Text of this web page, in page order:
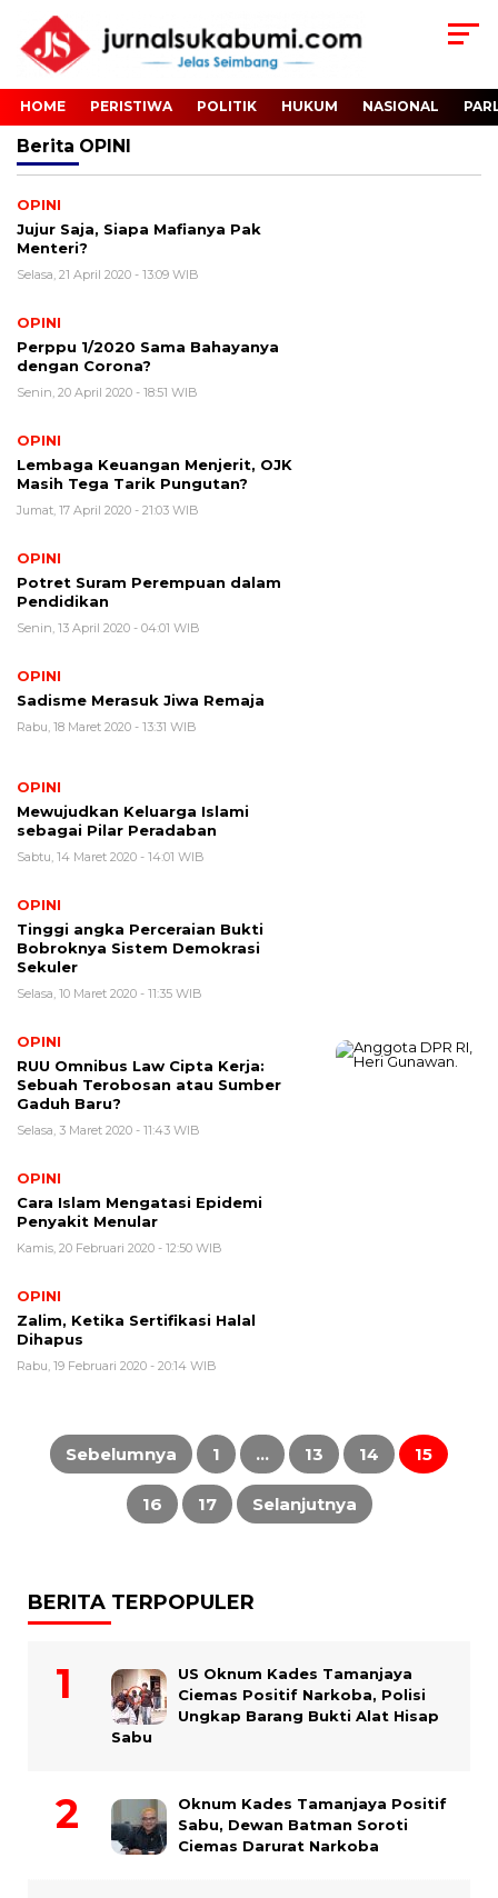
HOME PERISTIWA POLITIK HUKUM NASIONAL
Berita OPINI
OPINI
Jujur Saja, Siapa Mafianya Pak
Menteri?
Selasa, 21 April 2020 - 13:09 WIB
OPINI
Perppu 1/2020 Sama Bahayanya
dengan Corona?
Senin, 20 April 2020 - 18:51 WIB
OPINI
Lembaga Keuangan Menjerit, OJK
Masih Tega Tarik Pungutan?
Jumat, 17 April 2020 - 21:03 WIB
OPINI
​Potret Suram Perempuan dalam
Pendidikan
Senin, 13 April 2020 - 04:01 WIB
OPINI
​Sadisme Merasuk Jiwa Remaja
Rabu, 18 Maret 2020 - 13:31 WIB
OPINI
Mewujudkan Keluarga Islami
sebagai Pilar Peradaban
Sabtu, 14 Maret 2020 - 14:01 WIB
OPINI
Tinggi angka Perceraian Bukti
Bobroknya Sistem Demokrasi
Sekuler
Selasa, 10 Maret 2020 - 11:35 WIB
OPINI
​RUU Omnibus Law Cipta Kerja:
Sebuah Terobosan atau Sumber
Gaduh Baru?
Selasa, 3 Maret 2020 - 11:43 WIB
OPINI
Cara Islam Mengatasi Epidemi
Penyakit Menular
Kamis, 20 Februari 2020 - 12:50 WIB
OPINI
Zalim, Ketika Sertifikasi Halal
Dihapus
Rabu, 19 Februari 2020 - 20:14 WIB
Paginasi
posSebelumnya 1 … 13 14 15
16 17 Selanjutnya
BERITA TERPOPULER
US Oknum Kades Tamanjaya
Ciemas Positif Narkoba, Polisi
Ungkap Barang Bukti Alat Hisap
Sabu
Oknum Kades Tamanjaya Positif
Sabu, Dewan Batman Soroti
Ciemas Darurat Narkoba